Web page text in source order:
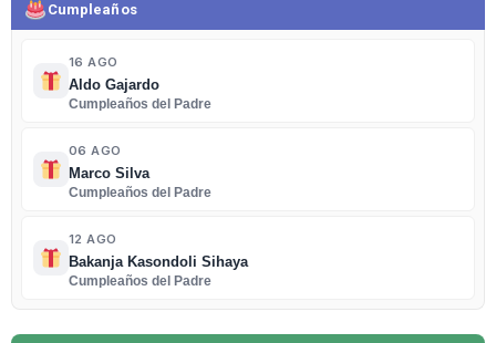
Cumpleaños
16 AGO
Aldo Gajardo
Cumpleaños del Padre
06 AGO
Marco Silva
Cumpleaños del Padre
12 AGO
Bakanja Kasondoli Sihaya
Cumpleaños del Padre